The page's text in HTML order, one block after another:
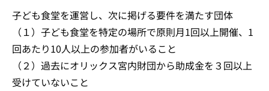
子ども食堂を運営し、次に掲げる要件を満たす団体
（１）子ども食堂を特定の場所で原則月1回以上開催、1
回あたり10人以上の参加者がいること
（２）過去にオリックス宮内財団から助成金を３回以上
受けていないこと